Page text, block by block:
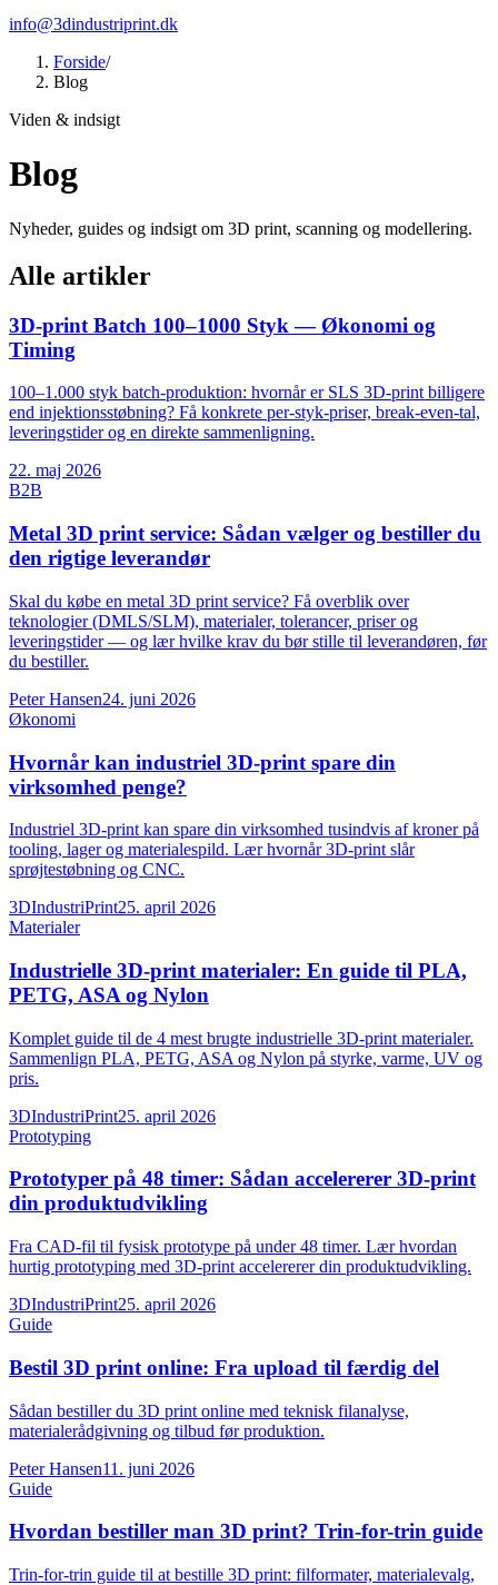
info@3dindustriprint.dk
Forside/
Blog
Viden & indsigt
Blog
Nyheder, guides og indsigt om 3D print, scanning og modellering.
Alle artikler
3D-print Batch 100–1000 Styk — Økonomi og
Timing
100–1.000 styk batch-produktion: hvornår er SLS 3D-print billigere
end injektionsstøbning? Få konkrete per-styk-priser, break-even-tal,
leveringstider og en direkte sammenligning.
22. maj 2026
B2B
Metal 3D print service: Sådan vælger og bestiller du
den rigtige leverandør
Skal du købe en metal 3D print service? Få overblik over
teknologier (DMLS/SLM), materialer, tolerancer, priser og
leveringstider — og lær hvilke krav du bør stille til leverandøren, før
du bestiller.
Peter Hansen24. juni 2026
Økonomi
Hvornår kan industriel 3D-print spare din
virksomhed penge?
Industriel 3D-print kan spare din virksomhed tusindvis af kroner på
tooling, lager og materialespild. Lær hvornår 3D-print slår
sprøjtestøbning og CNC.
3DIndustriPrint25. april 2026
Materialer
Industrielle 3D-print materialer: En guide til PLA,
PETG, ASA og Nylon
Komplet guide til de 4 mest brugte industrielle 3D-print materialer.
Sammenlign PLA, PETG, ASA og Nylon på styrke, varme, UV og
pris.
3DIndustriPrint25. april 2026
Prototyping
Prototyper på 48 timer: Sådan accelererer 3D-print
din produktudvikling
Fra CAD-fil til fysisk prototype på under 48 timer. Lær hvordan
hurtig prototyping med 3D-print accelererer din produktudvikling.
3DIndustriPrint25. april 2026
Guide
Bestil 3D print online: Fra upload til færdig del
Sådan bestiller du 3D print online med teknisk filanalyse,
materialerådgivning og tilbud før produktion.
Peter Hansen11. juni 2026
Guide
Hvordan bestiller man 3D print? Trin-for-trin guide
Trin-for-trin guide til at bestille 3D print: filformater, materialevalg,